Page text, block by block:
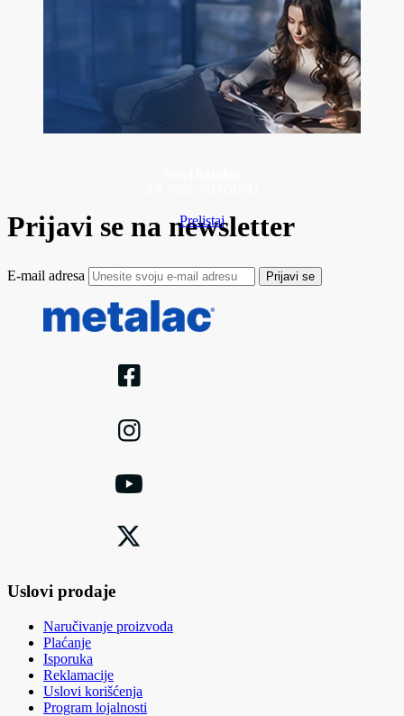
Prelistaj
Prijavi se na newsletter
E-mail adresa Prijavi se
Uslovi prodaje
Naručivanje proizvoda
Plaćanje
Isporuka
Reklamacije
Uslovi korišćenja
Program lojalnosti